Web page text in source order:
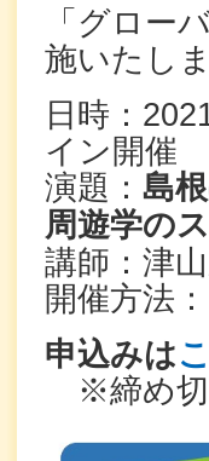
「グロー
施いたしま
日時：
イン開催
演題： 島
周遊学の
講師：津
開催方法
申込みは
※締め